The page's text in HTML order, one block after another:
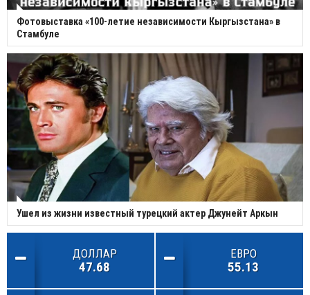
Фотовыставка «100-летие независимости Кыргызстана» в
Стамбуле
Ушел из жизни известный турецкий актер Джунейт Аркын
ДОЛЛАР
47.68
ЕВРО
55.13